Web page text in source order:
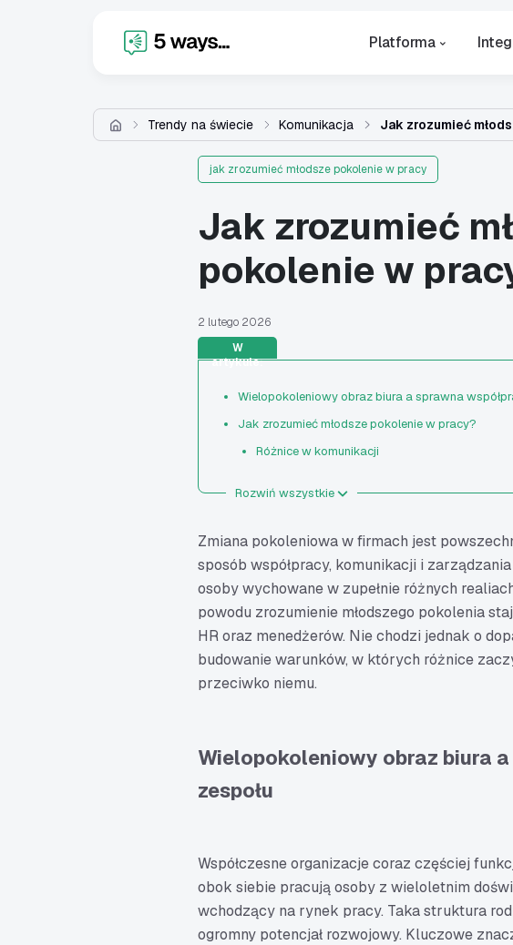
Platforma
Trendy na świecie Komunikacja Jak zrozumieć
jak zrozumieć młodsze pokolenie w pracy
Jak zrozumieć
pokolenie w
2 lutego 2026
W
artykule:
Wielopokoleniowy obraz biura a sprawna
Jak zrozumieć młodsze pokolenie w pracy?
Różnice w komunikacji
Znaczenie feedbacku
Jak motywować młodsze pokolenia?
Znajomość technologii i cyfrowa biegłość
Obustronny mentoring – czego można się
Jak zbudować zgrany zespołów z młodszymi
Rozwiń wszystkie
Zmiana pokoleniowa w firmach jest
sposób współpracy, komunikacji i
osoby wychowane w zupełnie różnych
powodu zrozumienie młodszego pokolenia
HR oraz menedżerów. Nie chodzi jednak o
budowanie warunków, w których różnice
przeciwko niemu.
Wielopokoleniowy obraz biura
zespołu
Współczesne organizacje coraz częściej
obok siebie pracują osoby z wieloletnim
wchodzący na rynek pracy. Taka struktura
ogromny potencjał rozwojowy. Kluczowe